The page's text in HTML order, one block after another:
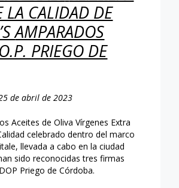
LA CALIDAD DE
AMPARADOS
PRIEGO DE
de abril de 2023
Aceites de Oliva Vírgenes Extra
celebrado dentro del marco
llevada a cabo en la ciudad
sido reconocidas tres firmas
Priego de Córdoba.